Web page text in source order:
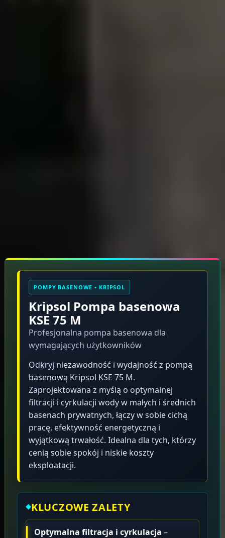
POMPY BASENOWE • KRIPSOL
Kripsol Pompa basenowa
KSE 75 M
Profesjonalna pompa basenowa dla
wymagających użytkowników
Odkryj niezawodność i wydajność z pompą
basenową Kripsol KSE 75 M.
Zaprojektowana z myślą o optymalnej
filtracji i cyrkulacji wody w małych i średnich
basenach prywatnych, łączy w sobie cichą
pracę, efektywność energetyczną i
wyjątkową trwałość. Idealna dla tych, którzy
cenią sobie spokój i niskie koszty
eksploatacji.
KLUCZOWE ZALETY
Optymalna filtracja i cyrkulacja –